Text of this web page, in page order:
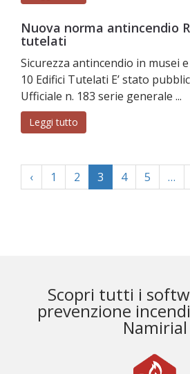
Nuova norma antincendio
tutelati
Sicurezza antincendio in musei
10 Edifici Tutelati E’ stato
Ufficiale n. 183 serie generale ...
Leggi tutto
‹ 1 2 3 4 5 …
Scopri tutti i
prevenzione
Namirial